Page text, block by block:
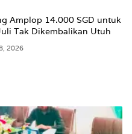
Amplop 14.000 SGD untuk
Tak Dikembalikan Utuh
2026